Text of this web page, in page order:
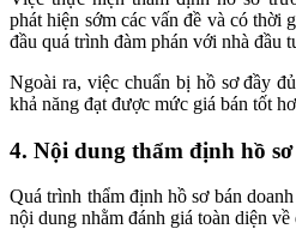
phát hiện sớm các vấn đề và có thời
đầu quá trình đàm phán với nhà đầu
Ngoài ra, việc chuẩn bị hồ sơ đầy
khả năng đạt được mức giá bán tốt
4. Nội dung thẩm định hồ
Quá trình thẩm định hồ sơ bán
nội dung nhằm đánh giá toàn diện về